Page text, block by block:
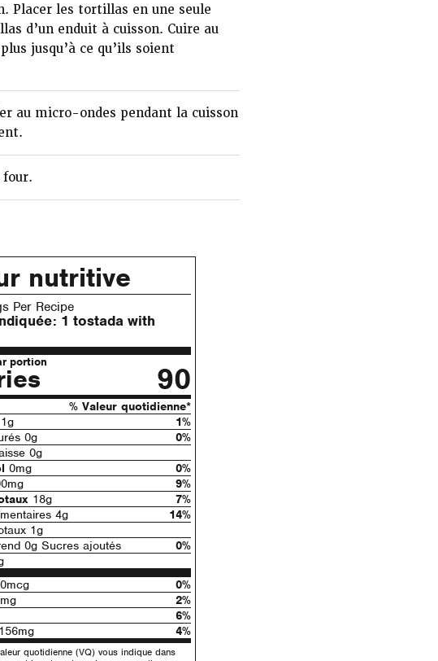
Placer les tortillas en une seule
d’un enduit à cuisson. Cuire au
jusqu’à ce qu’ils soient
au micro-ondes pendant la cuisson
four.
nutritive
Per Recipe
1 tostada with
portion 90
% Valeur quotidienne*
1g
1%
0g
0%
0g
0mg
0%
9%
18g
7%
4g
14%
1g
0g Sucres ajoutés
0%
0%
2%
6%
4%
quotidienne (VQ) vous indique dans